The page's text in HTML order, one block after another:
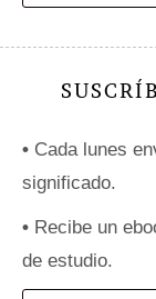
• Cada lunes
significado.
• Recibe un
de estudio.